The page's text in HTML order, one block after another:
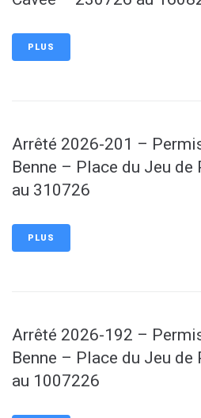
PLUS
Arrêté 2026-201 –
Benne – Place du Jeu
au 310726
PLUS
Arrêté 2026-192 –
Benne – Place du Jeu
au 1007226